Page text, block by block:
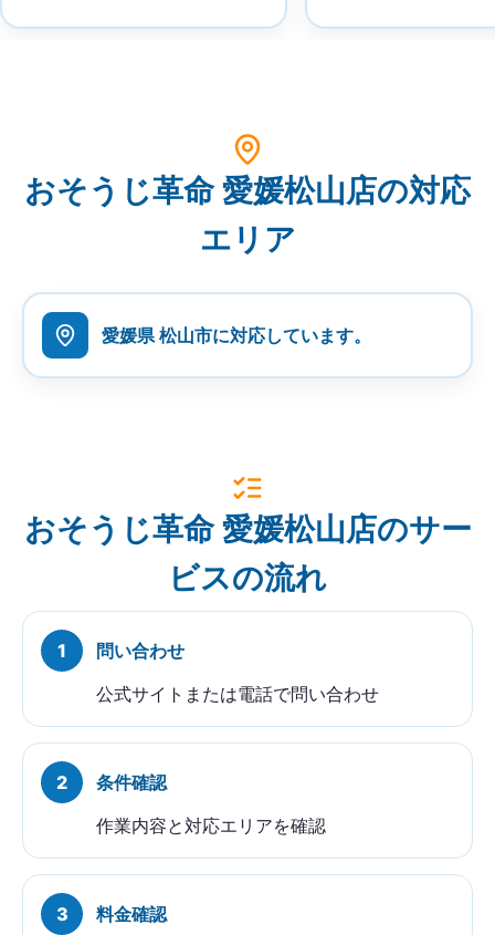
おそうじ革命 愛媛松山店の対応
エリア
愛媛県 松山市に対応しています。
おそうじ革命 愛媛松山店のサー
ビスの流れ
問い合わせ
公式サイトまたは電話で問い合わせ
条件確認
作業内容と対応エリアを確認
料金確認